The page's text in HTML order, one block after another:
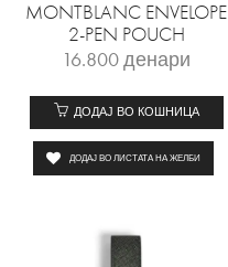
MONTBLANC ENVELOPE
2-PEN POUCH
16.800денари
ДОДАЈ ВО КОШНИЦА
ДОДАЈ ВО ЛИСТАТА НА ЖЕЛБИ